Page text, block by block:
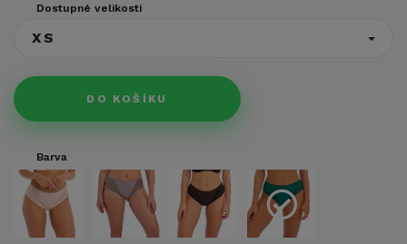
Dostupné velikosti
XS
DO KOŠÍKU
Barva